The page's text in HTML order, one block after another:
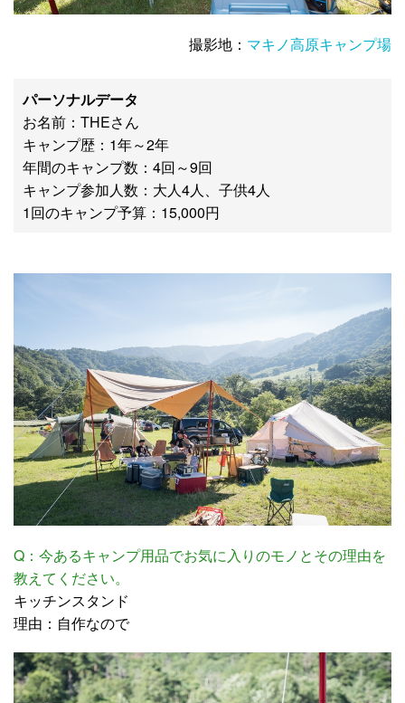
撮影地： マキノ高原キャンプ場
パーソナルデータ
お名前：THEさん
キャンプ歴：1年～2年
年間のキャンプ数：4回～9回
キャンプ参加人数：大人4人、子供4人
1回のキャンプ予算：15,000円
Q：今あるキャンプ用品でお気に入りのモノとその理由を
教えてください。
キッチンスタンド
理由：自作なので